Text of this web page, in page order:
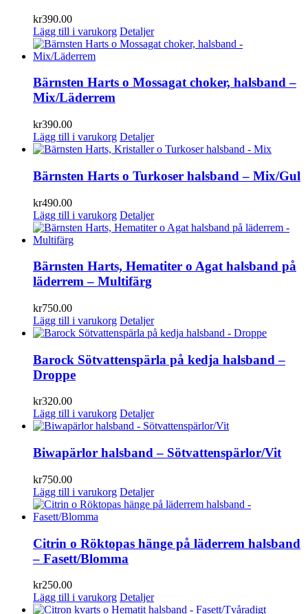
kr390.00
Lägg till i varukorg Detaljer
Bärnsten Harts o Mossagat choker, halsband –
Mix/Läderrem
kr390.00
Lägg till i varukorg Detaljer
Bärnsten Harts o Turkoser halsband – Mix/Gul
kr490.00
Lägg till i varukorg Detaljer
Bärnsten Harts, Hematiter o Agat halsband på
läderrem – Multifärg
kr750.00
Lägg till i varukorg Detaljer
Barock Sötvattenspärla på kedja halsband –
Droppe
kr320.00
Lägg till i varukorg Detaljer
Biwapärlor halsband – Sötvattenspärlor/Vit
kr750.00
Lägg till i varukorg Detaljer
Citrin o Röktopas hänge på läderrem halsband
– Fasett/Blomma
kr250.00
Lägg till i varukorg Detaljer